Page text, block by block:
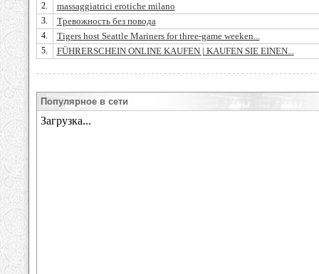
2. massaggiatrici erotiche milano
3. Тревожность без повода
4. Tigers host Seattle Mariners for three-game weeken...
5. FÜHRERSCHEIN ONLINE KAUFEN | KAUFEN SIE EINEN...
Популярное в сети